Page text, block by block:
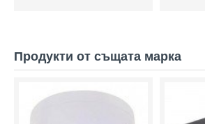
Продукти от същата марка